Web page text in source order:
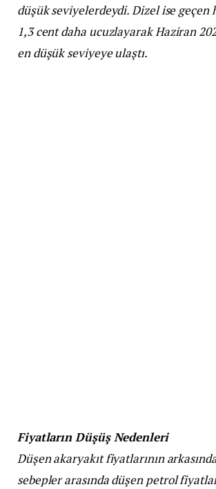
düşük seviyelerdeydi. Dizel ise geçen
1,3 cent daha ucuzlayarak Haziran
en düşük seviyeye ulaştı.
Fiyatların Düşüş Nedenleri
Düşen akaryakıt fiyatlarının
sebepler arasında düşen petrol